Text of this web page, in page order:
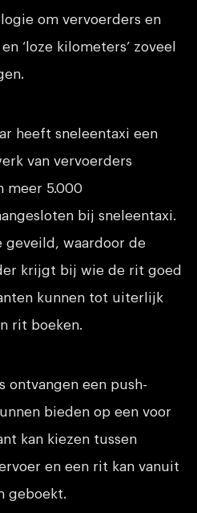
om vervoerders en
‘loze kilometers’ zoveel
heeft sneleentaxi een
van vervoerders
meer 5.000
bij sneleentaxi.
geveild, waardoor de
krijgt bij wie de rit goed
kunnen tot uiterlijk
rit boeken.
ontvangen een push-
bieden op een voor
kan kiezen tussen
en een rit kan vanuit
geboekt.